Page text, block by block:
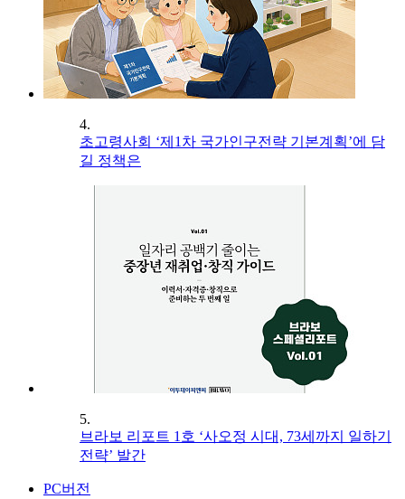
4.
초고령사회 ‘제1차 국가인구전략 기본계획’에 담
길 정책은
5.
브라보 리포트 1호 ‘사오정 시대, 73세까지 일하기
전략’ 발간
PC버전